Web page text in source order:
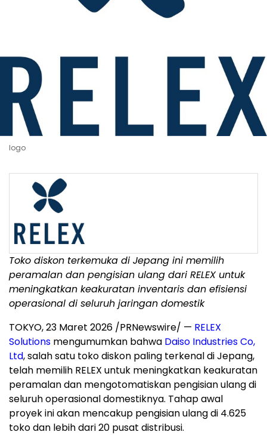
logo
Toko diskon terkemuka di Jepang ini memilih
peramalan dan pengisian ulang dari RELEX untuk
meningkatkan keakuratan inventaris dan efisiensi
operasional di seluruh jaringan domestik
TOKYO,23 Maret 2026 /PRNewswire/ — RELEX
Solutions mengumumkan bahwa Daiso Industries Co,
Ltd,salah satu toko diskon paling terkenal di Jepang,
telah memilih RELEX untuk meningkatkan keakuratan
peramalan dan mengotomatiskan pengisian ulang di
seluruh operasional domestiknya. Tahap awal
proyek ini akan mencakup pengisian ulang di 4.625
toko dan lebih dari 20 pusat distribusi.